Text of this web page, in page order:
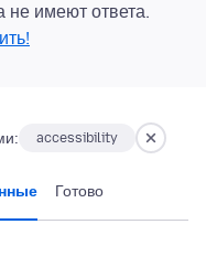
не имеют ответа.
accessibility
Готово